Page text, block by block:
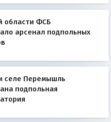
области ФСБ
арсенал подпольных
селе Перемышль
подпольная